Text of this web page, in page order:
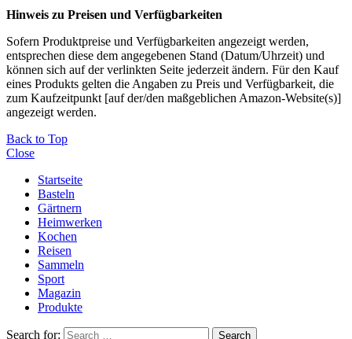
Hinweis zu Preisen und Verfügbarkeiten
Sofern Produktpreise und Verfügbarkeiten angezeigt werden,
entsprechen diese dem angegebenen Stand (Datum/Uhrzeit) und
können sich auf der verlinkten Seite jederzeit ändern. Für den Kauf
eines Produkts gelten die Angaben zu Preis und Verfügbarkeit, die
zum Kaufzeitpunkt [auf der/den maßgeblichen Amazon-Website(s)]
angezeigt werden.
Back to Top
Close
Startseite
Basteln
Gärtnern
Heimwerken
Kochen
Reisen
Sammeln
Sport
Magazin
Produkte
Search for: Search